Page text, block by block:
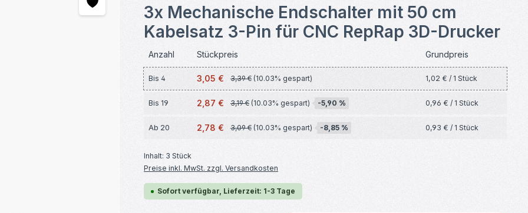
3x Mechanische Endschalter mit 50 cm
Kabelsatz 3-Pin für CNC RepRap 3D-Drucker
Anzahl Stückpreis Grundpreis
Bis 4 3,05 € 3,39 € (10.03% gespart) 1,02 € / 1 Stück
Bis 19 2,87 € 3,19 € (10.03% gespart) -5,90 % 0,96 € / 1 Stück
Ab 20 2,78 € 3,09 € (10.03% gespart) -8,85 % 0,93 € / 1 Stück
Inhalt: 3 Stück
Preise inkl. MwSt. zzgl. Versandkosten
Sofort verfügbar, Lieferzeit: 1-3 Tage